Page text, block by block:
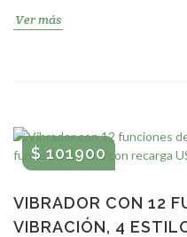
Ver más
VIBRADOR CON 12
VIBRACIÓN, 4
$ 101900